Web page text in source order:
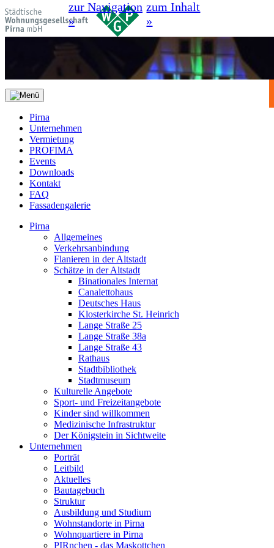
zur Navigation
»
zum Inhalt
»
Pirna
Unternehmen
Vermietung
PROFIMA
Events
Downloads
Kontakt
FAQ
Fassadengalerie
Pirna
Allgemeines
Verkehrsanbindung
Flanieren in der Altstadt
Schätze in der Altstadt
Binationales Internat
Canalettohaus
Deutsches Haus
Klosterkirche St. Heinrich
Lange Straße 25
Lange Straße 38a
Lange Straße 43
Rathaus
Stadtbibliothek
Stadtmuseum
Kulturelle Angebote
Sport- und Freizeitangebote
Kinder sind willkommen
Medizinische Infrastruktur
Der Königstein in Sichtweite
Unternehmen
Porträt
Leitbild
Aktuelles
Bautagebuch
Struktur
Ausbildung und Studium
Wohnstandorte in Pirna
Wohnquartiere in Pirna
PIRnchen - das Maskottchen